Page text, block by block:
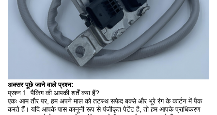
अक्सर पूछे जाने वाले प्रश्न:
प्रश्न 1. पैकिंग की आपकी शर्तें क्या हैं?
एकः आम तौर पर, हम अपने माल को तटस्थ सफेद बक्से और भूरे रंग के कार्टन में पैक
करते हैं। यदि आपके पास कानूनी रूप से पंजीकृत पेटेंट है, तो हम आपके प्राधिकरण